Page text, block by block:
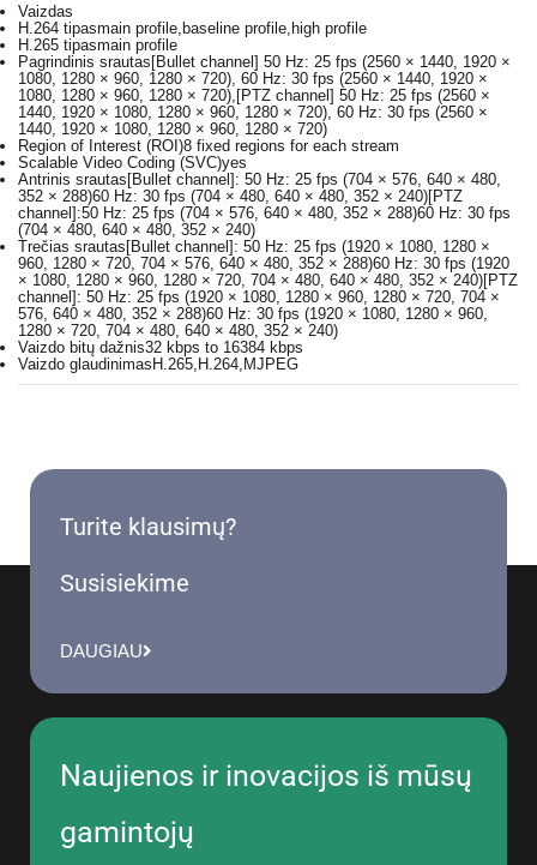
Vaizdas
H.264 tipasmain profile,baseline profile,high profile
H.265 tipasmain profile
Pagrindinis srautas[Bullet channel] 50 Hz: 25 fps (2560 × 1440, 1920 ×
1080, 1280 × 960, 1280 × 720), 60 Hz: 30 fps (2560 × 1440, 1920 ×
1080, 1280 × 960, 1280 × 720),[PTZ channel] 50 Hz: 25 fps (2560 ×
1440, 1920 × 1080, 1280 × 960, 1280 × 720), 60 Hz: 30 fps (2560 ×
1440, 1920 × 1080, 1280 × 960, 1280 × 720)
Region of Interest (ROI)8 fixed regions for each stream
Scalable Video Coding (SVC)yes
Antrinis srautas[Bullet channel]: 50 Hz: 25 fps (704 × 576, 640 × 480,
352 × 288)60 Hz: 30 fps (704 × 480, 640 × 480, 352 × 240)[PTZ
channel]:50 Hz: 25 fps (704 × 576, 640 × 480, 352 × 288)60 Hz: 30 fps
(704 × 480, 640 × 480, 352 × 240)
Trečias srautas[Bullet channel]: 50 Hz: 25 fps (1920 × 1080, 1280 ×
960, 1280 × 720, 704 × 576, 640 × 480, 352 × 288)60 Hz: 30 fps (1920
× 1080, 1280 × 960, 1280 × 720, 704 × 480, 640 × 480, 352 × 240)[PTZ
channel]: 50 Hz: 25 fps (1920 × 1080, 1280 × 960, 1280 × 720, 704 ×
576, 640 × 480, 352 × 288)60 Hz: 30 fps (1920 × 1080, 1280 × 960,
1280 × 720, 704 × 480, 640 × 480, 352 × 240)
Vaizdo bitų dažnis32 kbps to 16384 kbps
Vaizdo glaudinimasH.265,H.264,MJPEG
Turite klausimų?
Susisiekime
DAUGIAU
Naujienos ir inovacijos iš mūsų
gamintojų